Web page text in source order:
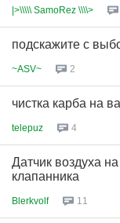
|>\\\\\ SamoRez \\\\>
подскажите с
~ASV~ 2
чистка карба на
telepuz 4
Датчик воздуха
клапанника
Blerkvolf 11